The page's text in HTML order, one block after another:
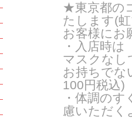
★東京都の
たします(
お客様にお
・入店時
マスクなし
お持ちでな
100円税込)
・体調の
慮いただく